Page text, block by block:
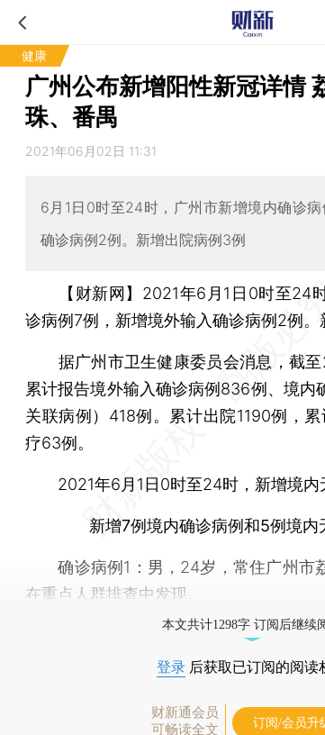
健康
广州公布新增阳性新冠详情
珠、番禺
2021年06月02日 11:31
6月1日0时至24时，广州市新增境内确诊
确诊病例2例。新增出院病例3例
【财新网】 2021年6月1日0时至24
诊病例7例，新增境外输入确诊病例2例。
据广州市卫生健康委员会消息，截至
累计报告境外输入确诊病例836例、境内
关联病例）418例。累计出院1190例，
疗63例。
2021年6月1日0时至24时，新增境内
新增7例境内确诊病例和5例境内
确诊病例1：男，24岁，常住广州市荔
在重点人群排查中发现。
本文共计1298字 订阅后继续
登录 后获取已订阅的阅读
财新通会员
可畅读全文
订阅/会员升